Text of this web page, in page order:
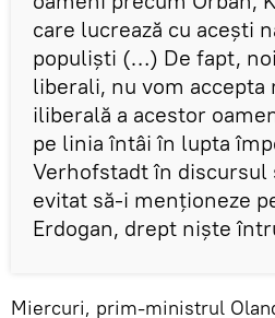
care lucrează cu acești
populiști (…) De fapt,
liberali, nu vom accepta
iliberală a acestor
pe linia întâi în lupta
Verhofstadt în discursul
evitat să-i menționeze
Erdogan, drept niște
Miercuri, prim-ministrul